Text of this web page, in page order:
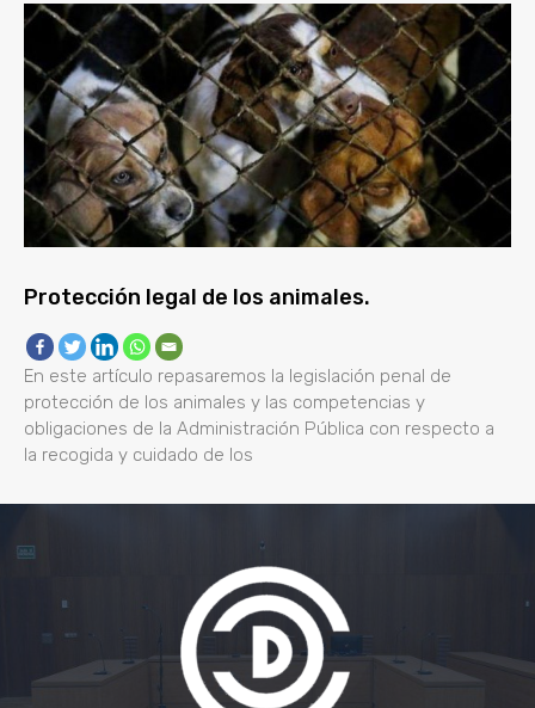
Protección legal de los animales.
En este artículo repasaremos la legislación penal de
protección de los animales y las competencias y
obligaciones de la Administración Pública con respecto a
la recogida y cuidado de los